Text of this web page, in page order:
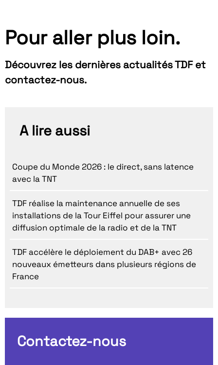
Pour aller plus loin.
Découvrez les dernières actualités TDF et
contactez-nous.
A lire aussi
Coupe du Monde 2026 : le direct, sans latence
avec la TNT
TDF réalise la maintenance annuelle de ses
installations de la Tour Eiffel pour assurer une
diffusion optimale de la radio et de la TNT
TDF accélère le déploiement du DAB+ avec 26
nouveaux émetteurs dans plusieurs régions de
France
Contactez-nous